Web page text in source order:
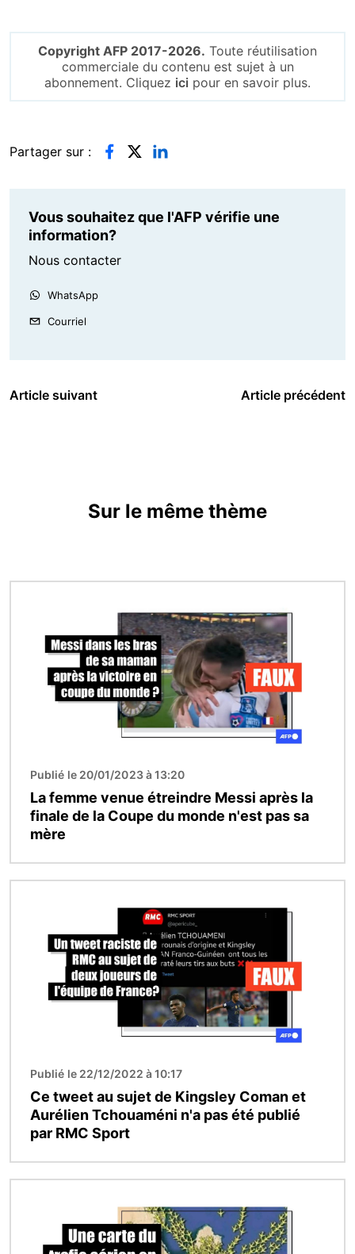
Copyright AFP 2017-2026. Toute réutilisation
commerciale du contenu est sujet à un
abonnement. Cliquez ici pour en savoir plus.
Partager sur :
Vous souhaitez que l'AFP vérifie une
information?
Nous contacter
WhatsApp
Courriel
Article suivant Article précédent
Sur le même thème
Publié le 20/01/2023 à 13:20
La femme venue étreindre Messi après la
finale de la Coupe du monde n'est pas sa
mère
Publié le 22/12/2022 à 10:17
Ce tweet au sujet de Kingsley Coman et
Aurélien Tchouaméni n'a pas été publié
par RMC Sport